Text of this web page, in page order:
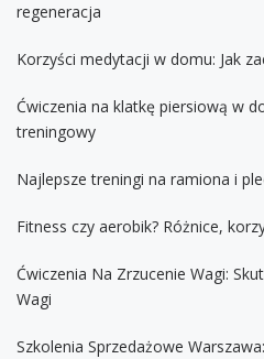
regeneracja
Korzyści medytacji w domu: Jak
Ćwiczenia na klatkę piersiową w
treningowy
Najlepsze treningi na ramiona i
Fitness czy aerobik? Różnice,
Ćwiczenia Na Zrzucenie Wagi:
Wagi
Szkolenia Sprzedażowe